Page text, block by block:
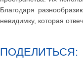
Благодаря
невидимку, которая
ПОДЕЛИТЬСЯ: